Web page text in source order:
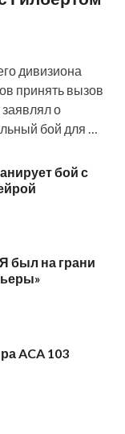
дивизиона
принять вызов
о
бой для …
бой с
был на грани
ACA 103